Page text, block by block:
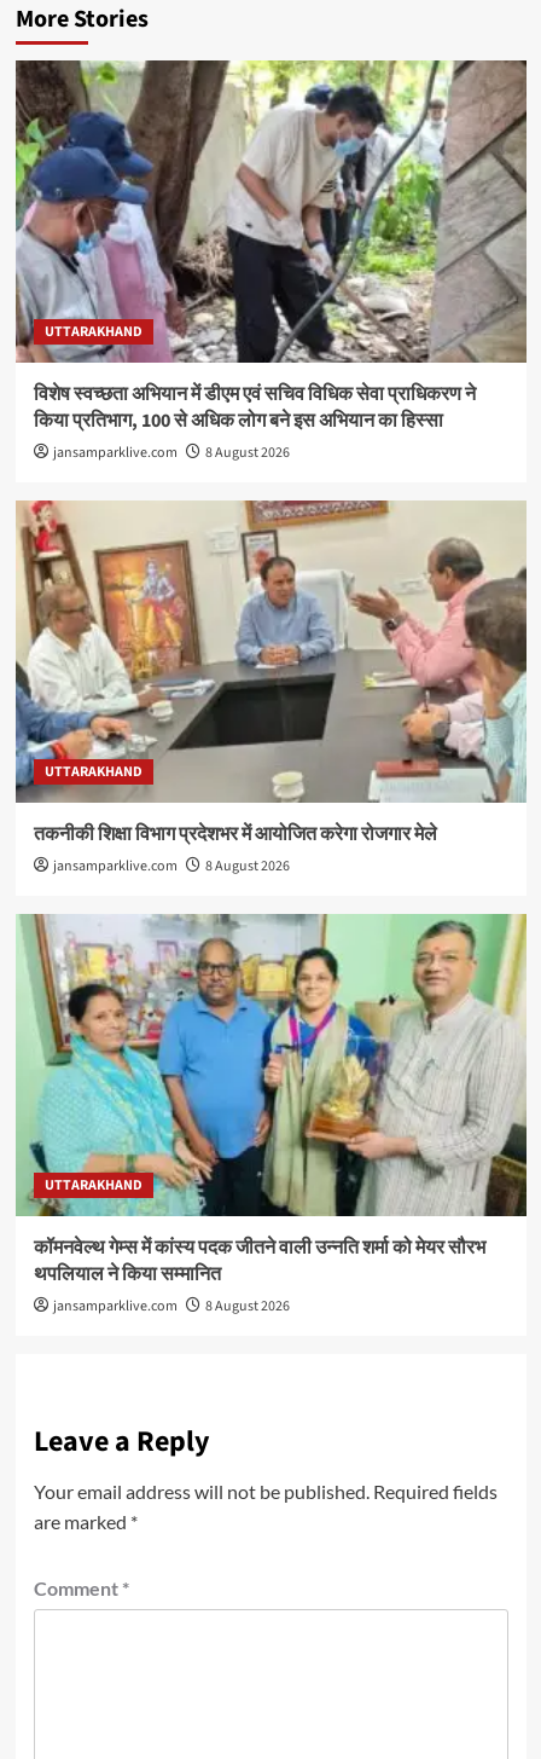
More Stories
UTTARAKHAND
विशेष स्वच्छता अभियान में डीएम एवं सचिव विधिक सेवा प्राधिकरण ने
किया प्रतिभाग, 100 से अधिक लोग बने इस अभियान का हिस्सा
jansamparklive.com 8 August 2026
UTTARAKHAND
तकनीकी शिक्षा विभाग प्रदेशभर में आयोजित करेगा रोजगार मेले
jansamparklive.com 8 August 2026
UTTARAKHAND
कॉमनवेल्थ गेम्स में कांस्य पदक जीतने वाली उन्नति शर्मा को मेयर सौरभ
थपलियाल ने किया सम्मानित
jansamparklive.com 8 August 2026
Leave a Reply
Your email address will not be published. Required fields
are marked *
Comment *